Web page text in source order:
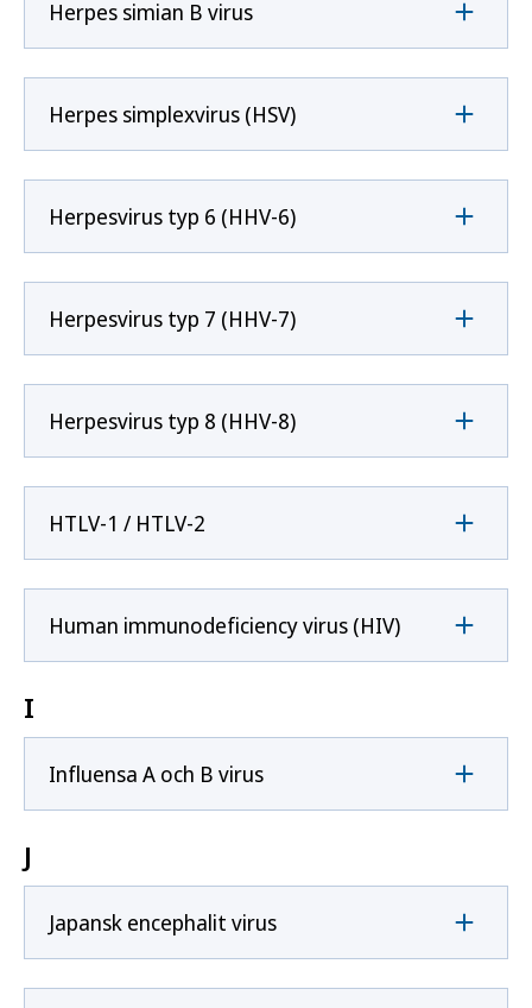
Herpes simian B virus
Herpes simplexvirus (HSV)
Herpesvirus typ 6 (HHV-6)
Herpesvirus typ 7 (HHV-7)
Herpesvirus typ 8 (HHV-8)
HTLV-1 / HTLV-2
Human immunodeficiency virus (HIV)
I
Influensa A och B virus
J
Japansk encephalit virus